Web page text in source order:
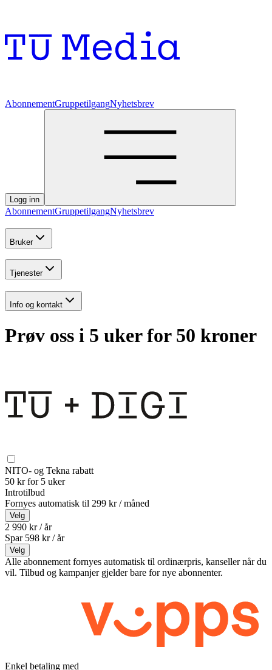
AbonnementGruppetilgangNyhetsbrev
Logg inn
AbonnementGruppetilgangNyhetsbrev
Bruker
Tjenester
Info og kontakt
Prøv oss i 5 uker for 50 kroner
NITO- og Tekna rabatt
50 kr for 5 uker
Introtilbud
Fornyes automatisk til 299 kr / måned
Velg
2 990 kr / år
Spar 598 kr /år
Velg
Alle abonnement fornyes automatisk til ordinærpris, kanseller når du
vil. Tilbud og kampanjer gjelder bare for nye abonnenter.
Enkel betaling med